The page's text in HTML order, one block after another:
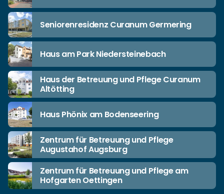
Seniorenresidenz Curanum Germering
Haus am Park Niedersteinebach
Haus der Betreuung und Pflege Curanum
Altötting
Haus Phönix am Bodenseering
Zentrum für Betreuung und Pflege
Augustahof Augsburg
Zentrum für Betreuung und Pflege am
Hofgarten Oettingen